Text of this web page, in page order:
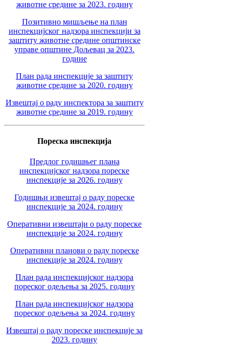
животне средине за 2023. годину
Позитивно мишљење на план
инспекцијског надзора инспекцији за
заштиту животне средине општинске
управе општине Дољевац за 2023.
године
План рада инспекције за заштиту
животне средине за 2020. годину
Извештај о раду инспектора за заштиту
животне средине за 2019. годину
Пореска инспекција
Предлог годишњег плана
инспекцијског надзора пореске
инспекције за 2026. годину
Годишњи извештај о раду пореске
инспекције за 2024. годину
Оперативни извештаји о раду пореске
инспекције за 2024. годину
Оперативни планови о раду пореске
инспекције за 2024. годину
План рада инспекцијског надзора
пореског одељења за 2025. годину
План рада инспекцијског надзора
пореског одељења за 2024. годину
Извештај о раду пореске инспекције за
2023. годину